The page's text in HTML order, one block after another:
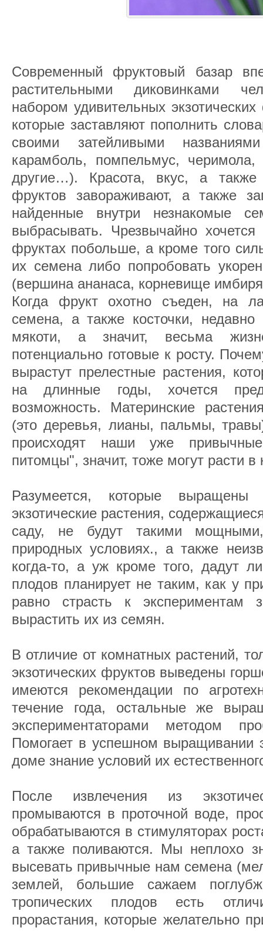
Современный фруктовый базар
растительными диковинками
набором удивительных
которые заставляют пополнить
своими затейливыми
карамболь, помпельмус,
другие…). Красота, вкус, а
фруктов завораживают, а также
найденные внутри незнакомые
выбрасывать. Чрезвычайно хочется
фруктах побольше, а кроме того
их семена либо попробовать
(вершина ананаса, корневище
Когда фрукт охотно съеден, на
семена, а также косточки, недавно
мякоти, а значит, весьма
потенциально готовые к росту.
вырастут прелестные растения,
на длинные годы, хочется
возможность. Материнские
(это деревья, лианы, пальмы,
происходят наши уже
питомцы", значит, тоже могут расти
Разумеется, которые
экзотические растения,
саду, не будут такими
природных условиях., а также
когда-то, а уж кроме того, дадут
плодов планирует не таким, как у
равно страсть к экспериментам
вырастить их из семян.
В отличие от комнатных растений,
экзотических фруктов выведены
имеются рекомендации по
течение года, остальные же
экспериментаторами методом
Помогает в успешном выращивании
доме знание условий их
После извлечения из
промываются в проточной воде,
обрабатываются в стимуляторах
а также поливаются. Мы неплохо
высевать привычные нам семена
землей, большие сажаем
тропических плодов есть
прорастания, которые желательно